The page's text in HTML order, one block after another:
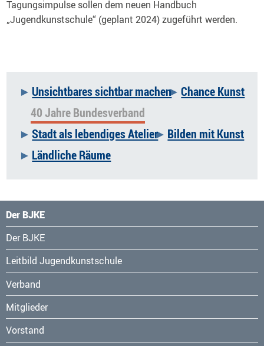
Tagungsimpulse sollen dem neuen Handbuch
„Jugendkunstschule“ (geplant 2024) zugeführt werden.
Navigation
überspringen
Unsichtbares sichtbar machen Chance Kunst
40 Jahre Bundesverband
Stadt als lebendiges Atelier
Bilden mit Kunst
Ländliche Räume
Der BJKE
Navigation
überspringen
Der BJKE
Leitbild Jugendkunstschule
Verband
Mitglieder
Vorstand